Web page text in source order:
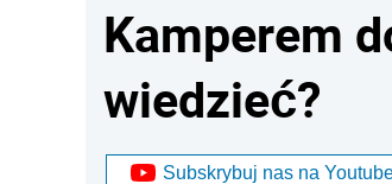
Kamperem
wiedzieć?
Subskrybuj nas na